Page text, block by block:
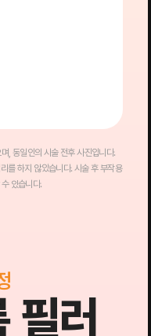
, 동일인의 시술 전후 사진입니다.
를 하지 않았습니다. 시술 후 부작용
있습니다.
필러